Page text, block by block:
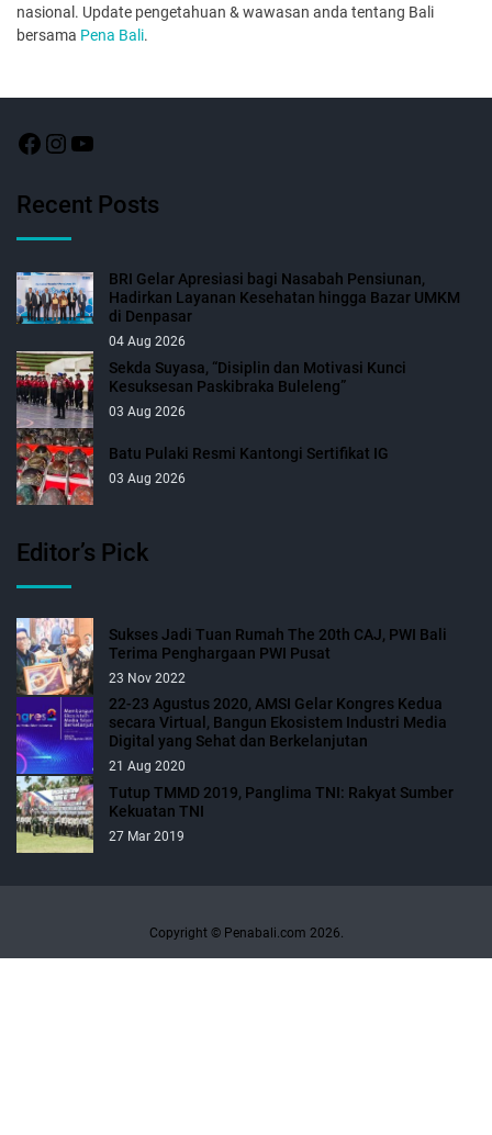
nasional. Update pengetahuan & wawasan anda tentang Bali
bersama Pena Bali.
Recent Posts
BRI Gelar Apresiasi bagi Nasabah Pensiunan,
Hadirkan Layanan Kesehatan hingga Bazar UMKM
di Denpasar
04 Aug 2026
Sekda Suyasa, “Disiplin dan Motivasi Kunci
Kesuksesan Paskibraka Buleleng”
03 Aug 2026
Batu Pulaki Resmi Kantongi Sertifikat IG
03 Aug 2026
Editor’s Pick
Sukses Jadi Tuan Rumah The 20th CAJ, PWI Bali
Terima Penghargaan PWI Pusat
23 Nov 2022
22-23 Agustus 2020, AMSI Gelar Kongres Kedua
secara Virtual, Bangun Ekosistem Industri Media
Digital yang Sehat dan Berkelanjutan
21 Aug 2020
Tutup TMMD 2019, Panglima TNI: Rakyat Sumber
Kekuatan TNI
27 Mar 2019
Copyright © Penabali.com 2026.